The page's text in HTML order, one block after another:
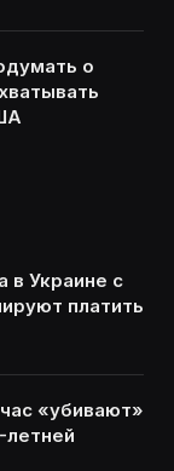
о
в Украине с
платить
«убивают»
летней